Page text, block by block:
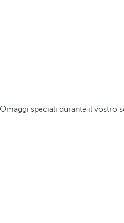
Omaggi speciali durante il vostro